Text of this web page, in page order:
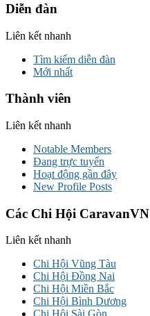
Diễn đàn
Liên kết nhanh
Tìm kiếm diễn đàn
Mới nhất
Thành viên
Liên kết nhanh
Notable Members
Đang trực tuyến
Hoạt động gần đây
New Profile Posts
Các Chi Hội CaravanVN
Liên kết nhanh
Chi Hội Vũng Tàu
Chi Hội Đồng Nai
Chi Hội Miền Bắc
Chi Hội Bình Dương